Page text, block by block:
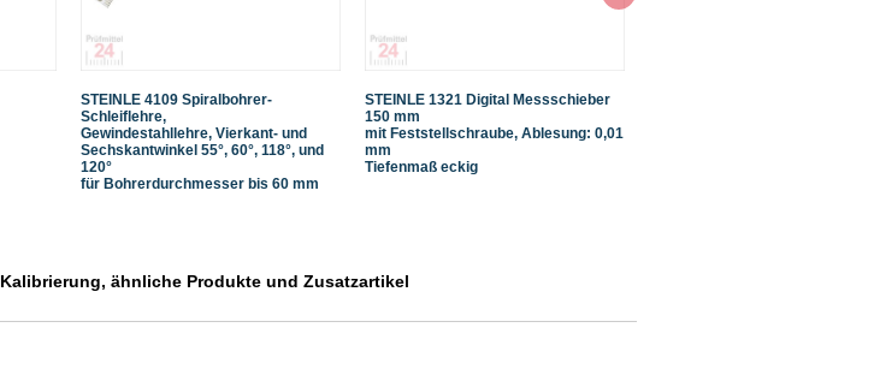
STEINLE 4109 Spiralbohrer-
Schleiflehre,
Gewindestahllehre, Vierkant- und
Sechskantwinkel 55°, 60°, 118°, und
120°
für Bohrerdurchmesser bis 60 mm
STEINLE 1321 Digital Messschieber
150 mm
mit Feststellschraube, Ablesung: 0,01
mm
Tiefenmaß eckig
Kalibrierung, ähnliche Produkte und Zusatzartikel